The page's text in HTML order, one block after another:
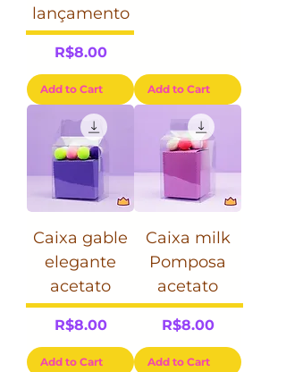
lançamento
Price
R$8.00
Add to Cart Add to Cart
Caixa gable
elegante
acetato
Price
R$8.00
Add to Cart
Caixa milk
Pomposa
acetato
Price
R$8.00
Add to Cart